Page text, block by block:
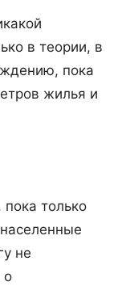
в теории, в
пока
жилья и
только
не
о